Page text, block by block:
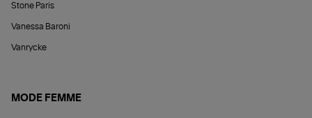
Stone Paris
Vanessa Baroni
Vanrycke
MODE FEMME